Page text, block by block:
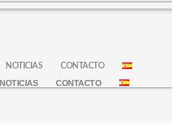
NOTICIAS CONTACTO
NOTICIAS CONTACTO